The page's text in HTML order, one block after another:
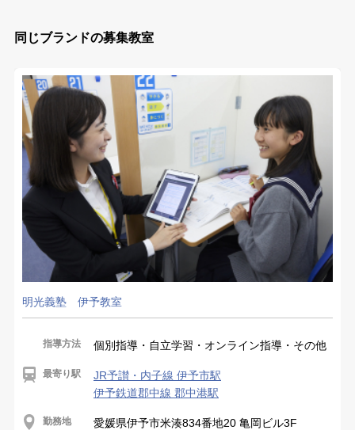
同じブランドの募集教室
明光義塾 伊予教室
指導方法 個別指導・自立学習・オンライン指導・その他
最寄り駅
JR予讃・内子線 伊予市駅
伊予鉄道郡中線 郡中港駅
勤務地 愛媛県伊予市米湊834番地20 亀岡ビル3F